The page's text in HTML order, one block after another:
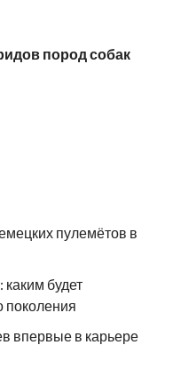
пород собак
пулемётов в
будет
поколения
впервые в карьере